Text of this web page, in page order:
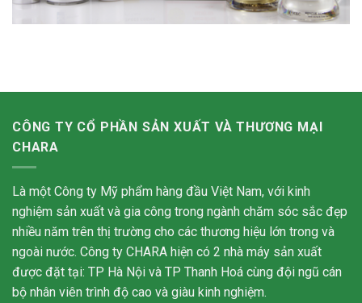
CÔNG TY CỔ PHẦN SẢN XUẤT VÀ THƯƠNG MẠI
CHARA
Là một Công ty Mỹ phẩm hàng đầu Việt Nam, với kinh
nghiệm sản xuất và gia công trong ngành chăm sóc sắc đẹp
nhiều năm trên thị trường cho các thương hiệu lớn trong và
ngoài nước. Công ty CHARA hiện có 2 nhà máy sản xuất
được đặt tại: TP Hà Nội và TP Thanh Hoá cùng đội ngũ cán
bộ nhân viên trình độ cao và giàu kinh nghiệm.